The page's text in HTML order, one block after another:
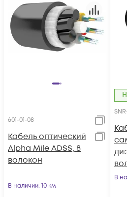
601-01-08
Кабель оптический
Alpha Mile ADSS, 8
волокон
В наличии: 10 км
В